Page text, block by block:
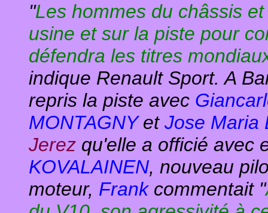
"Les hommes du châssis
usine et sur la piste pour
défendra les titres
indique Renault Sport. A
repris la piste avec
MONTAGNYet Jose Maria
Jerez qu'elle a officié avec
KOVALAINEN, nouveau
moteur, Frankcommentait "